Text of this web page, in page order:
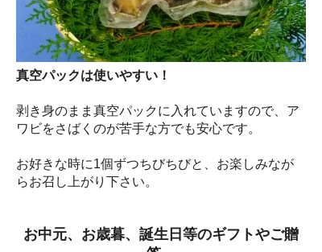
真空パックは使いやすい！
剥き身のまま真空パックに入れていますので、ア
ワビをさばくのが苦手な方でも安心です。
お好きな時に1個ずつちびちびと、お楽しみなが
らお召し上がり下さい。
お中元、お歳暮、誕生日等のギフトやご贈